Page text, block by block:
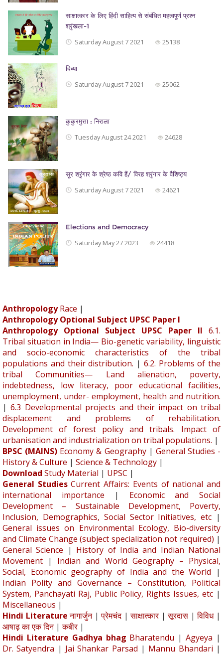
साक्षात्कार के लिए हिंदी साहित्य से संबंधित महत्वपूर्ण प्रश्न
श्रृंखला-1
Saturday August 7 2021 25138
दिव्या
Saturday August 7 2021 25062
कुकुरमुत्ता : निराला
Tuesday August 24 2021 24628
सूर श्रृंगार के श्रेष्ठ कवि हैं/ विरह श्रृंगार के वैशिष्ट्य
Saturday August 7 2021 24621
Elections and Democracy
Saturday May 27 2023 24418
Anthropology Race |
Anthropology Optional Subject UPSC Paper I
Anthropology Optional Subject UPSC Paper II 6.1.
Tribal situation in India— Bio-genetic variability, linguistic
and socio-economic characteristics of the tribal
populations and their distribution. | 6.2. Problems of the
tribal Communities— Land alienation, poverty,
indebtedness, low literacy, poor educational facilities,
unemployment, under- employment, health and nutrition.
|6.3 Developmental projects and their impact on tribal
displacement and problems of rehabilitation.
Development of forest policy and tribals. Impact of
urbanisation and industrialization on tribal populations. |
BPSC (MAINS) Economy & Geography| General Studies -
History & Culture | Science & Technology |
Download Study Material | UPSC |
General Studies Current Affairs: Events of national and
international importance | Economic and Social
Development – Sustainable Development, Poverty,
Inclusion, Demographics, Social Sector Initiatives, etc |
General issues on Environmental Ecology, Bio-diversity
and Climate Change (subject specialization not required) |
General Science | History of India and Indian National
Movement | Indian and World Geography – Physical,
Social, Economic geography of India and the World |
Indian Polity and Governance – Constitution, Political
System, Panchayati Raj, Public Policy, Rights Issues, etc |
Miscellaneous |
Hindi Literature नागार्जुन|प्रेमचंद|साक्षात्कार|सूरदास |विविध|
आषाढ़ का एक दिन|कबीर|
Hindi Literature Gadhya bhag Bharatendu |Agyeya |
Dr. Satyendra | Jai Shankar Parsad | Mannu Bhandari |